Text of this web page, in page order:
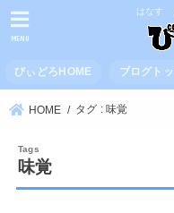
はなす
MENU
びぃどろHOME ブログト
HOME タグ : 味覚
味覚